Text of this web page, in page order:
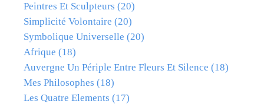
Peintres Et Sculpteurs (20)
Simplicité Volontaire (20)
Symbolique Universelle (20)
Afrique (18)
Auvergne Un Périple Entre Fleurs Et Silence (18)
Mes Philosophes (18)
Les Quatre Elements (17)